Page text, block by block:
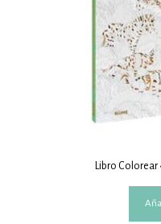
Libro Colorear